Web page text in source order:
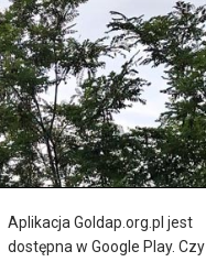
Aplikacja Goldap.org.pl jest
dostępna w Google Play. Czy